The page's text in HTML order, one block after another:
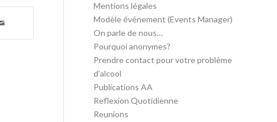
Mentions légales
Modèle événement (Events Manager)
On parle de nous…
Pourquoi anonymes?
Prendre contact pour votre problème
d’alcool
Publications AA
Reflexion Quotidienne
Reunions